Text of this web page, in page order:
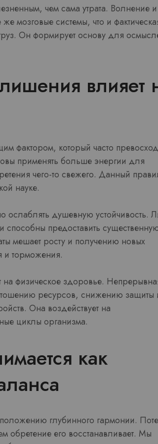
чем сама утрата. Волнение и
мозговые системы, что и
Он формирует основу для
влияет
фактором, который часто
применять больше энергии для
чего-то свежего. Данный
науке.
ослаблять душевную устойчивость.
способны предоставить
мешает росту и получению новых
и торможения.
на физическое здоровье.
ресурсов, снижению защиты
Она воздействует на
циклы организма.
как
положению глубинного гармонии.
обретение его восстанавливает. Мы